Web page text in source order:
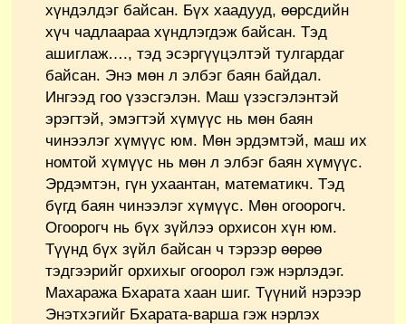
хүндэлдэг байсан. Бүх хаадууд, өөрсдийн
хүч чадлаараа хүндлэгдэж байсан. Тэд
ашиглаж…., тэд эсэргүүцэлтэй тулгардаг
байсан. Энэ мөн л элбэг баян байдал.
Ингээд гоо үзэсгэлэн. Маш үзэсгэлэнтэй
эрэгтэй, эмэгтэй хүмүүс нь мөн баян
чинээлэг хүмүүс юм. Мөн эрдэмтэй, маш их
номтой хүмүүс нь мөн л элбэг баян хүмүүс.
Эрдэмтэн, гүн ухаантан, математикч. Тэд
бүгд баян чинээлэг хүмүүс. Мөн огоорогч.
Огоорогч нь бүх зүйлээ орхисон хүн юм.
Түүнд бүх зүйл байсан ч тэрээр өөрөө
тэдгээрийг орхихыг огоорол гэж нэрлэдэг.
Махаража Бхарата хаан шиг. Түүний нэрээр
Энэтхэгийг Бхарата-варша гэж нэрлэх